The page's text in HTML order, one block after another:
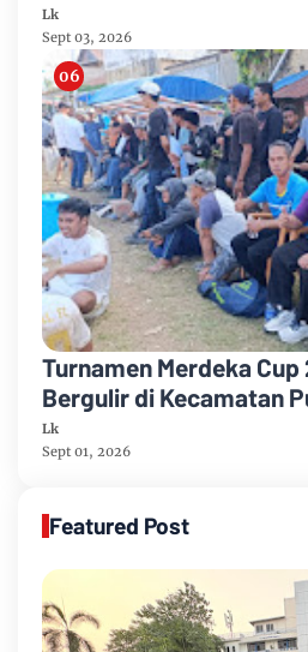
2 di Merdeka CUP 2026
Lk
Sept 03, 2026
Turnamen Merdeka
Bergulir di Kecamatan
Lk
Sept 01, 2026
Featured Post